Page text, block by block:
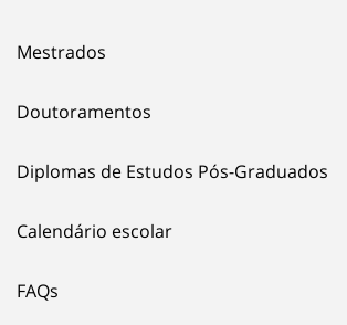
Mestrados
Doutoramentos
Diplomas de Estudos Pós-Graduados
Calendário escolar
FAQs